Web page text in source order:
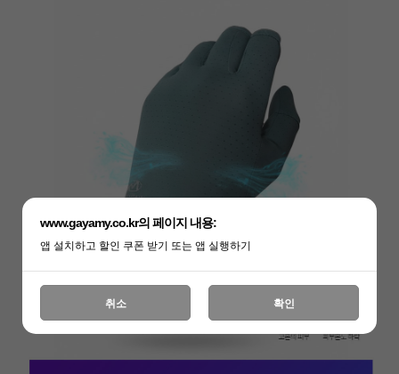
www.gayamy.co.kr의 페이지 내용:
앱 설치하고 할인 쿠폰 받기 또는 앱 실행하기
취소 확인